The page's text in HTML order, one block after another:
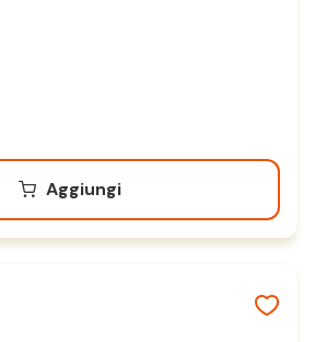
Aggiungi